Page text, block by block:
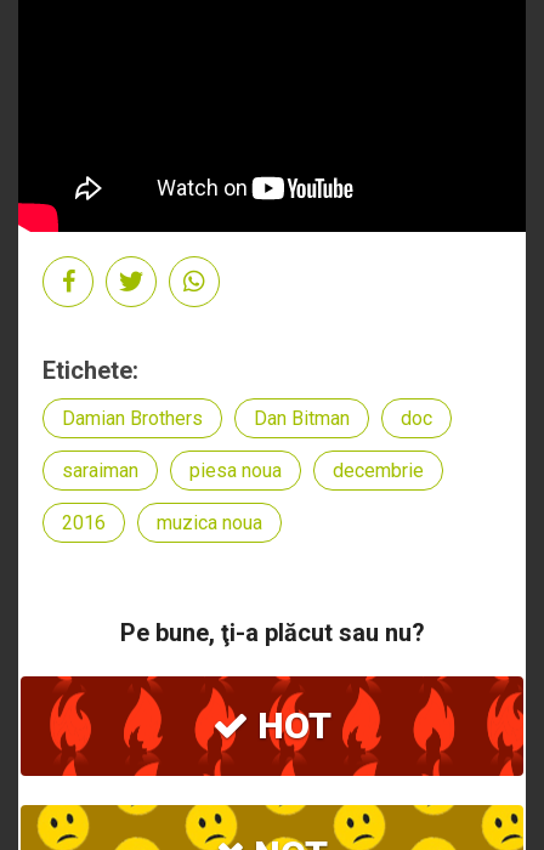
Etichete:
Damian Brothers Dan Bitman doc
saraiman piesa noua decembrie
2016 muzica noua
Pe bune, ţi-a plăcut sau nu?
HOT